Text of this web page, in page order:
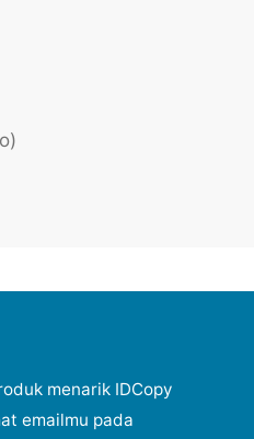
menarik IDCopy
emailmu pada